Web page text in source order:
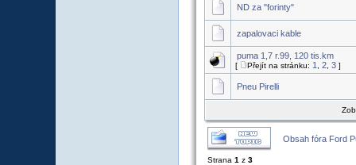
ND za "forinty"
zapalovaci kable
puma 1,7 r.99, 120 tis.km
[ Přejít na stránku: 1 2 3 ]
Pneu Pirelli
Obsah fóra Ford
Strana 1 z 3